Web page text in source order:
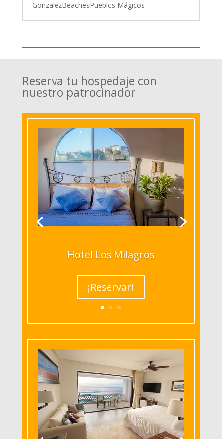
GonzalezBeachesPueblos Mágicos
Reserva tu hospedaje con
nuestro patrocinador
Hotel Los Milagros
¡Reservar!